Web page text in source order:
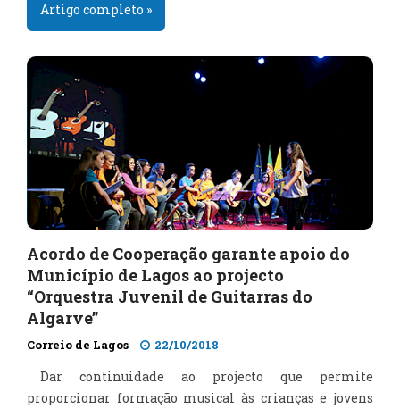
Artigo completo »
Acordo de Cooperação garante apoio do
Município de Lagos ao projecto
“Orquestra Juvenil de Guitarras do
Algarve”
Correio de Lagos 22/10/2018
Dar continuidade ao projecto que permite
proporcionar formação musical às crianças e jovens